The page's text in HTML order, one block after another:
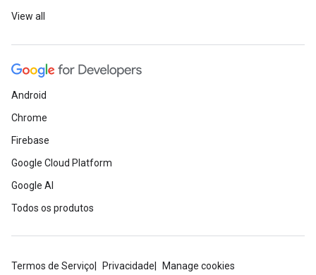
View all
Android
Chrome
Firebase
Google Cloud Platform
Google AI
Todos os produtos
Termos de Serviço Privacidade Manage cookies